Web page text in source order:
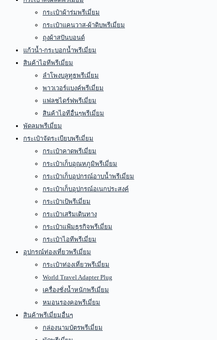
กระเป๋าผ้าร่มพรีเมี่ยม
กระเป๋าแคนวาส-ผ้าดิบพรีเมี่ยม
ถุงผ้าสปันบอนด์
แก้วน้ำ-กระบอกน้ำพรีเมี่ยม
สินค้าไอทีพรีเมี่ยม
ลำโพงบลูทูธพรีเมี่ยม
พาวเวอร์แบงค์พรีเมี่ยม
แฟลชไดร์ฟพรีเมี่ยม
สินค้าไอทีอื่นๆพรีเมี่ยม
พัดลมพรีเมี่ยม
กระเป๋าจัดระเบียบพรีเมี่ยม
กระเป๋าคาดพรีเมี่ยม
กระเป๋าเก็บอุณหภูมิพรีเมี่ยม
กระเป๋าเก็บอุปกรณ์อาบน้ำพรีเมี่ยม
กระเป๋าเก็บอุปกรณ์อเนกประสงค์
กระเป๋าเป้พรีเมี่ยม
กระเป๋าเสริมเดินทาง
กระเป๋าแฟ้มธุรกิจพรีเมี่ยม
กระเป๋าไอทีพรีเมี่ยม
อุปกรณ์ท่องเที่ยวพรีเมี่ยม
กระเป๋าท่องเที่ยวพรีเมี่ยม
World Travel Adapter Plug
เครื่องชั่งน้ำหนักพรีเมี่ยม
หมอนรองคอพรีเมี่ยม
สินค้าพรีเมี่ยมอื่นๆ
กล่องนามบัตรพรีเมี่ยม